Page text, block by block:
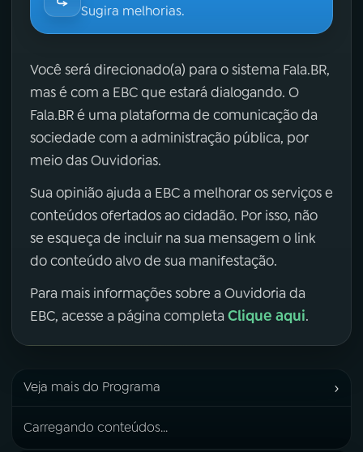
Sugira melhorias.
Você será direcionado(a) para o sistema Fala.BR,
mas é com a EBC que estará dialogando. O
Fala.BR é uma plataforma de comunicação da
sociedade com a administração pública, por
meio das Ouvidorias.
Sua opinião ajuda a EBC a melhorar os serviços e
conteúdos ofertados ao cidadão. Por isso, não
se esqueça de incluir na sua mensagem o link
do conteúdo alvo de sua manifestação.
Para mais informações sobre a Ouvidoria da
EBC, acesse a página completa Clique aqui.
Veja mais do Programa ›
Carregando conteúdos...